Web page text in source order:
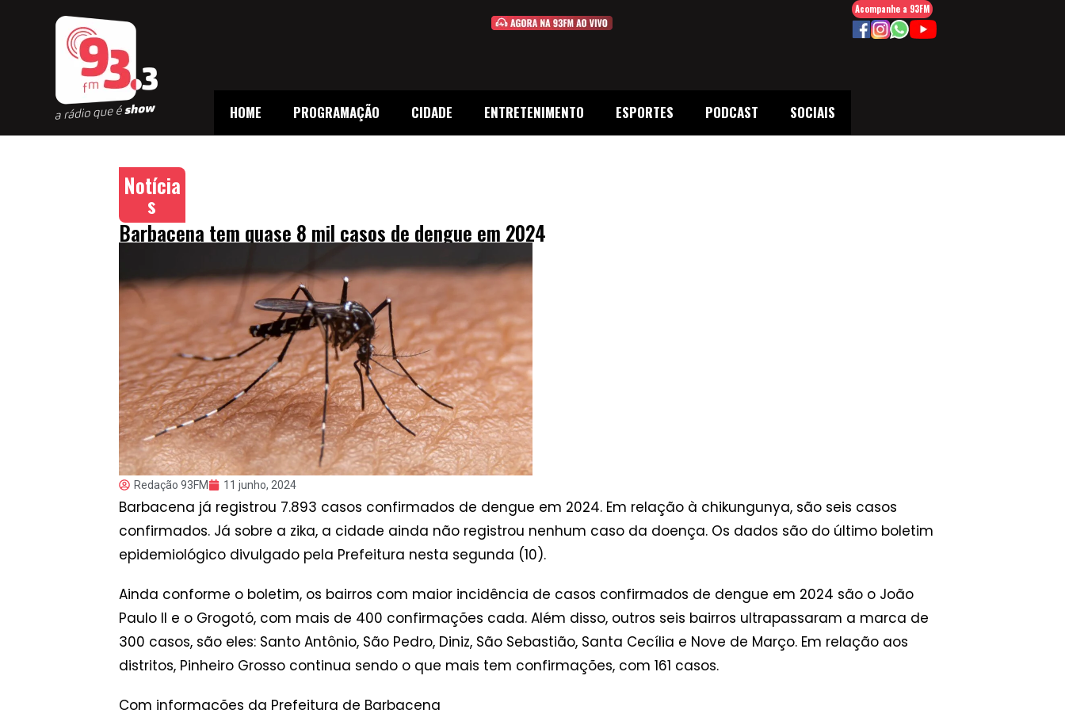
HOME PROGRAMAÇÃO CIDADE ENTRETENIMENTO ESPORTES PODCAST SOCIAIS
Acompanhe a 93FM
Notícia
s
Barbacena tem quase 8 mil casos de dengue em 2024
Redação 93FM 11 junho, 2024
Barbacena já registrou 7.893 casos confirmados de dengue em 2024. Em relação à chikungunya, são seis casos
confirmados. Já sobre a zika, a cidade ainda não registrou nenhum caso da doença. Os dados são do último boletim
epidemiológico divulgado pela Prefeitura nesta segunda (10).
Ainda conforme o boletim, os bairros com maior incidência de casos confirmados de dengue em 2024 são o João
Paulo II e o Grogotó, com mais de 400 confirmações cada. Além disso, outros seis bairros ultrapassaram a marca de
300 casos, são eles: Santo Antônio, São Pedro, Diniz, São Sebastião, Santa Cecília e Nove de Março. Em relação aos
distritos, Pinheiro Grosso continua sendo o que mais tem confirmações, com 161 casos.
Com informações da Prefeitura de Barbacena